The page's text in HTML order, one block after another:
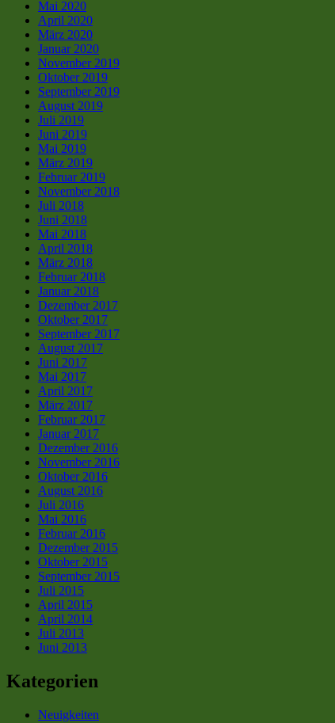
Mai 2020
April 2020
März 2020
Januar 2020
November 2019
Oktober 2019
September 2019
August 2019
Juli 2019
Juni 2019
Mai 2019
März 2019
Februar 2019
November 2018
Juli 2018
Juni 2018
Mai 2018
April 2018
März 2018
Februar 2018
Januar 2018
Dezember 2017
Oktober 2017
September 2017
August 2017
Juni 2017
Mai 2017
April 2017
März 2017
Februar 2017
Januar 2017
Dezember 2016
November 2016
Oktober 2016
August 2016
Juli 2016
Mai 2016
Februar 2016
Dezember 2015
Oktober 2015
September 2015
Juli 2015
April 2015
April 2014
Juli 2013
Juni 2013
Kategorien
Neuigkeiten